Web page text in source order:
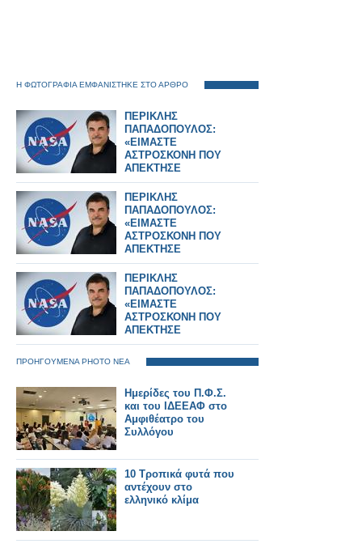
Η ΦΩΤΟΓΡΑΦΙΑ ΕΜΦΑΝΙΣΤΗΚΕ ΣΤΟ ΑΡΘΡΟ
ΠΕΡΙΚΛΗΣ
ΠΑΠΑΔΟΠΟΥΛΟΣ:
«ΕΙΜΑΣΤΕ
ΑΣΤΡΟΣΚΟΝΗ ΠΟΥ
ΑΠΕΚΤΗΣΕ
ΣΥΝΕΙΔΗΣΗ» – Ο
ΗΓΕΤΗΣ ΤΗΣ NASA
ΠΙΣΩ ΑΠΟ ΤΟ Artemis
II
ΠΕΡΙΚΛΗΣ
ΠΑΠΑΔΟΠΟΥΛΟΣ:
«ΕΙΜΑΣΤΕ
ΑΣΤΡΟΣΚΟΝΗ ΠΟΥ
ΑΠΕΚΤΗΣΕ
ΣΥΝΕΙΔΗΣΗ» – Ο
ΗΓΕΤΗΣ ΤΗΣ NASA
ΠΙΣΩ ΑΠΟ ΤΟ Artemis
II
ΠΕΡΙΚΛΗΣ
ΠΑΠΑΔΟΠΟΥΛΟΣ:
«ΕΙΜΑΣΤΕ
ΑΣΤΡΟΣΚΟΝΗ ΠΟΥ
ΑΠΕΚΤΗΣΕ
ΣΥΝΕΙΔΗΣΗ» – Ο
ΗΓΕΤΗΣ ΤΗΣ NASA
ΠΙΣΩ ΑΠΟ ΤΟ Artemis
ΠΡΟΗΓΟΥΜΕΝΑ PHOTO ΝΕΑ
Ημερίδες του Π.Φ.Σ.
και του ΙΔΕΕΑΦ στο
Αμφιθέατρο του
Συλλόγου
10 Τροπικά φυτά που
αντέχουν στο
ελληνικό κλίμα